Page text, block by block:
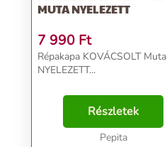
MUTA NYELEZETT
7 990 Ft
Répakapa KOVÁCSOLT Muta
NYELEZETT...
Részletek
Pepita